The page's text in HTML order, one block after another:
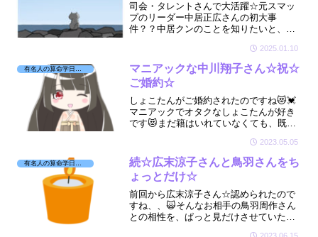
司会・タレントさんで大活躍☆元スマッ
プのリーダー中居正広さんの初大事
件？？中居クンのことを知りたいと、星
2025.01.10
有名人の算命学日記☆
マニアックな中川翔子さん☆祝☆
ご婚約☆
しょこたんがご婚約されたのですね😻💓
マニアックでオタクなしょこたんが好き
です😻まだ籍はいれていなくても、既に
婚のご縁になります💒そんなしょこたん
の星廻りを見させていただきました☆
2023.05.05
続☆広末涼子さんと鳥羽さんをち
ょっとだけ☆
前回から広末涼子さん☆認められたので
すね、、🙀そんなお相手の鳥羽周作さん
との相性を、ぱっと見だけさせていただ